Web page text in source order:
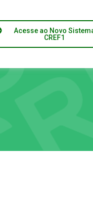
Acesse ao Novo
CREF1